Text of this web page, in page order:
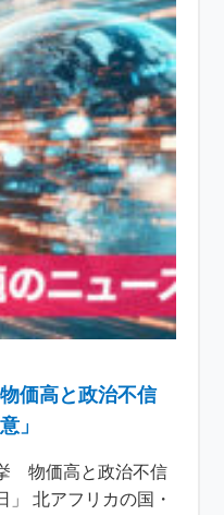
価高と政治不信
」
物価高と政治不信
」 北アフリカの国・